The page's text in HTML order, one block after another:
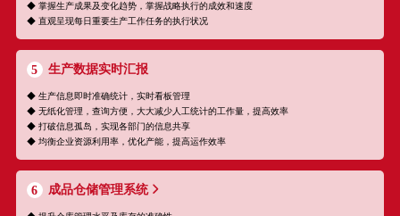
◆ 掌握生产成果及变化趋势，掌握战略执行的成效和速度
◆ 直观呈现每日重要生产工作任务的执行状况
5 生产数据实时汇报
◆ 生产信息即时准确统计，实时看板管理
◆ 无纸化管理，查询方便，大大减少人工统计的工作量，提高效率
◆ 打破信息孤岛，实现各部门的信息共享
◆ 均衡企业资源利用率，优化产能，提高运作效率
6 成品仓储管理系统